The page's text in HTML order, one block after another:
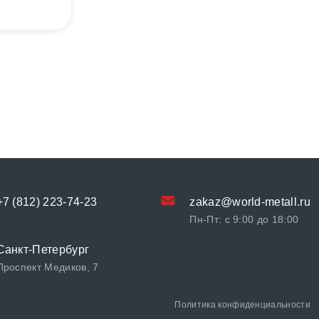
(812) 223-74-23 zakaz@world-metall.ru
Пн-Пт: с 9:00 до 18:00
Петербург
Медиков, 7
Политика конфиденциальности